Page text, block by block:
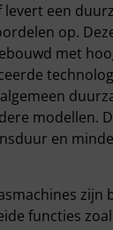
levert een
op.
met
modellen.
en
zijn
functies